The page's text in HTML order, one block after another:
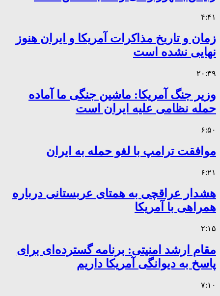
۴:۴۱
زمان و تاریخ مذاکرات آمریکا و ایران هنوز
نهایی نشده است
۲۰:۳۹
وزیر جنگ آمریکا: ماشین جنگی ما آماده
حمله نظامی علیه ایران است
۶:۵۰
موافقت ترامپ با لغو حمله به ایران
۶:۲۱
هشدار عراقچی به همتای عربستانی درباره
همراهی با آمریکا
۲:۱۵
مقام ارشد امنیتی: برنامه گسترده‌ای برای
پاسخ به دیوانگی آمریکا داریم
۷:۱۰